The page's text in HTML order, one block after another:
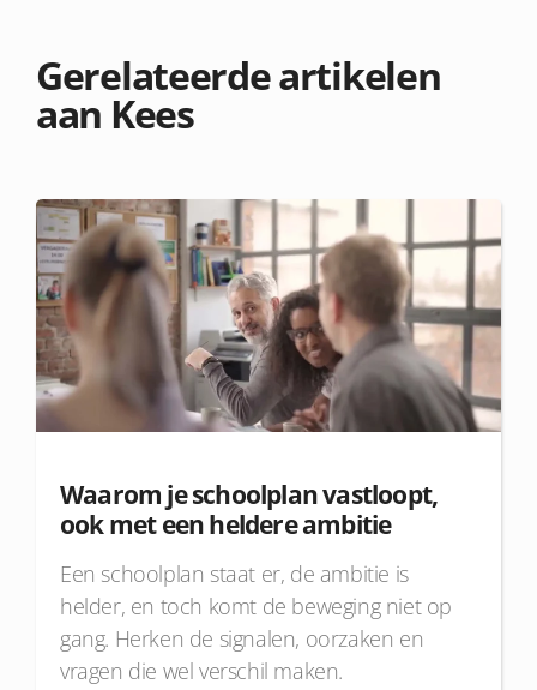
Gerelateerde artikelen
aan Kees
Waarom je schoolplan vastloopt,
ook met een heldere ambitie
Een schoolplan staat er, de ambitie is
helder, en toch komt de beweging niet op
gang. Herken de signalen, oorzaken en
vragen die wel verschil maken.